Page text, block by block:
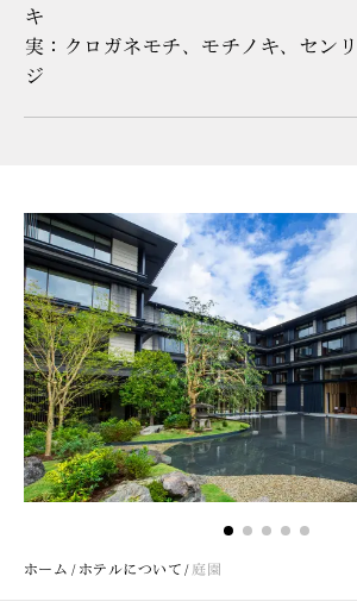
キ
実：クロガネモチ、モチノキ、セン
ジ
ホーム ホテルについて 庭園